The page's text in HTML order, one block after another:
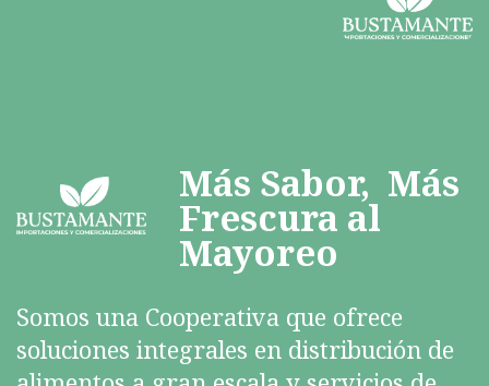
Somos una Cooperativa que ofrece
soluciones integrales en distribución de
Más Sabor, Más
Frescura al
Mayoreo